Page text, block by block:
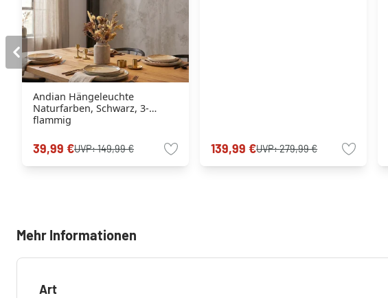
Andian Hängeleuchte
Naturfarben, Schwarz, 3-
flammig
39,99 €UVP:149,99 € 139,99 €UVP:279,99 €
Mehr Informationen
Art